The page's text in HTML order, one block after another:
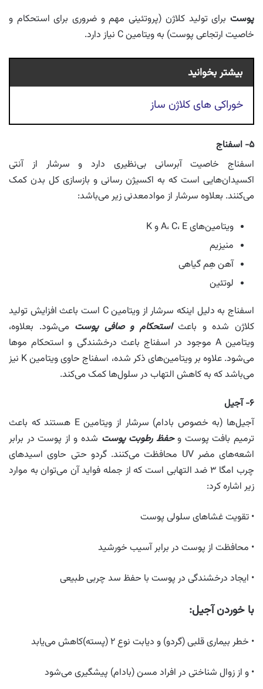
پوست برای تولید کلاژن (پروتئینی مهم و ضروری برای استحکام و
خاصیت ارتجاعی پوست) به ویتامین C نیاز دارد.
بیشتر بخوانید
خوراکی های کلاژن ساز
۵- اسفناج
اسفناج خاصیت آبرسانی بی‌نظیری دارد و سرشار از آنتی
اکسیدان‌هایی است که به اکسیژن رسانی و بازسازی کل بدن کمک
می‌کنند. بعلاوه سرشار از موادمعدنی زیر می‌باشد:
ویتامین‌های A، C، E و K
منیزیم
آهن هِم گیاهی
لوتئین
اسفناج به دلیل اینکه سرشار از ویتامین C است باعث افزایش تولید
کلاژن شده و باعثاستحکام و صافی پوست می‌شود. بعلاوه،
ویتامین A موجود در اسفناج باعث درخشندگی و استحکام موها
می‌شود. علاوه بر ویتامین‌های ذکر شده، اسفناج حاوی ویتامین K نیز
می‌باشد که به کاهش التهاب در سلول‌ها کمک می‌کند.
۶- آجیل
آجیل‌ها (به خصوص بادام) سرشار از ویتامین E هستند که باعث
ترمیم بافت پوست وحفظ رطوبت پوست شده و از پوست در برابر
اشعه‌های مضر UV محافظت می‌کنند. گردو حتی حاوی اسیدهای
چرب امگا ۳ ضد التهابی است که از جمله فواید آن می‌توان به موارد
زیر اشاره کرد:
• تقویت غشاهای سلولی پوست
• محافظت از پوست در برابر آسیب خورشید
• ایجاد درخشندگی در پوست با حفظ سد چربی طبیعی
با خوردن آجیل:
• خطر بیماری قلبی (گردو) و دیابت نوع ۲ (پسته)کاهش می‌یابد
• و از زوال شناختی در افراد مسن (بادام) پیشگیری می‌شود